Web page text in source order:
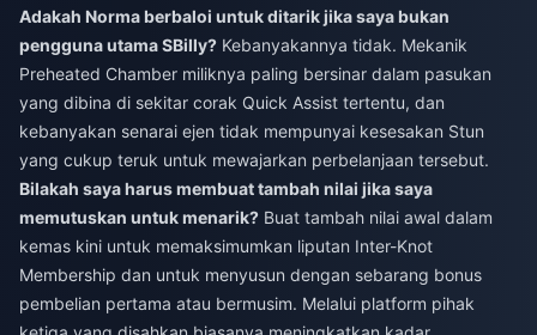
Adakah Norma berbaloi untuk ditarik jika saya bukan
pengguna utama SBilly? Kebanyakannya tidak. Mekanik
Preheated Chamber miliknya paling bersinar dalam pasukan
yang dibina di sekitar corak Quick Assist tertentu, dan
kebanyakan senarai ejen tidak mempunyai kesesakan Stun
yang cukup teruk untuk mewajarkan perbelanjaan tersebut.
Bilakah saya harus membuat tambah nilai jika saya
memutuskan untuk menarik? Buat tambah nilai awal dalam
kemas kini untuk memaksimumkan liputan Inter-Knot
Membership dan untuk menyusun dengan sebarang bonus
pembelian pertama atau bermusim. Melalui platform pihak